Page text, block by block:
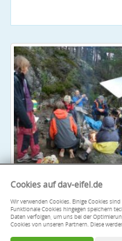
Cookies auf dav-eifel.de
Wir verwenden Cookies. Einige Cookies
Funktionale Cookies hingegen speichern
Daten verfolgen, um uns bei der
Cookies von unseren Partnern. Diese